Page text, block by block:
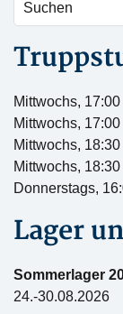
Mittwochs,
Mittwochs,
Mittwochs,
Mittwochs,
Donnerstags,
Lager
Sommerlager
24.-30.08.2026